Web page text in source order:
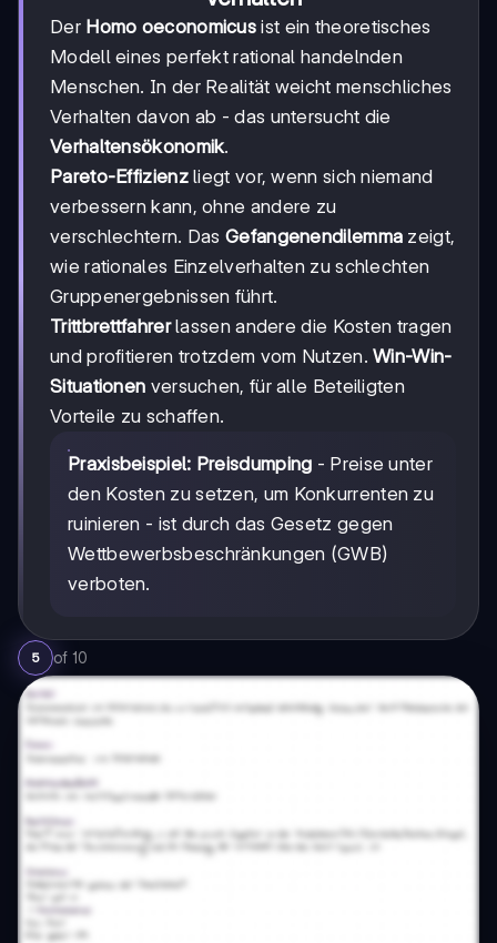
Der Homo oeconomicus ist ein theoretisches
Modell eines perfekt rational handelnden
Menschen. In der Realität weicht menschliches
Verhalten davon ab - das untersucht die
Verhaltensökonomik.
Pareto-Effizienzliegt vor, wenn sich niemand
verbessern kann, ohne andere zu
verschlechtern. DasGefangenendilemma zeigt,
wie rationales Einzelverhalten zu schlechten
Gruppenergebnissen führt.
Trittbrettfahrerlassen andere die Kosten tragen
und profitieren trotzdem vom Nutzen.Win-Win-
Situationen versuchen, für alle Beteiligten
Vorteile zu schaffen.
Praxisbeispiel: Preisdumping - Preise unter
den Kosten zu setzen, um Konkurrenten zu
ruinieren - ist durch das Gesetz gegen
Wettbewerbsbeschränkungen (GWB)
verboten.
5 of 10